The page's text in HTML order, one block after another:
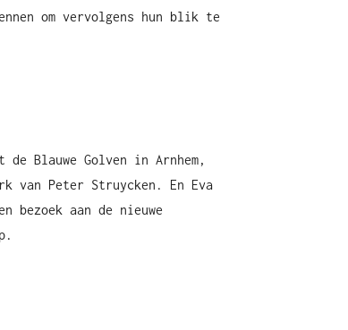
om vervolgens hun blik te
de Blauwe Golven in Arnhem,
van Peter Struycken. En Eva
bezoek aan de nieuwe